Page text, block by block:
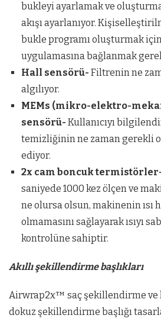
bukleyi ayarlamak ve
akışı ayarlanıyor.
bukle programı oluşturmak
uygulamasına bağlanmak
Hall sensörü- Filtrenin ne
algılıyor.
MEMs (mikro-elektro-
sensörü- Kullanıcıyı
temizliğinin ne zaman gerekli
ediyor.
2x cam boncuk
saniyede 1000 kez ölçen ve
ne olursa olsun, makinenin ısı
olmamasını sağlayarak ısıyı
kontrolüne sahiptir.
Akıllı şekillendirme başlıkları
Airwrap2x™ saç şekillendirme ve
dokuz şekillendirme başlığı